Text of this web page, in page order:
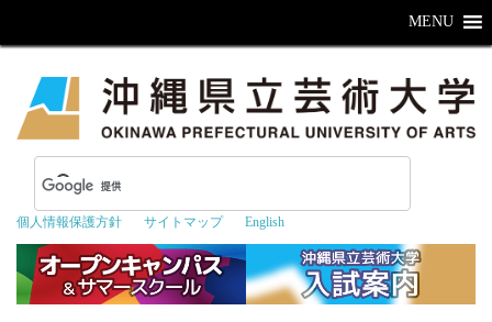
個人情報保護方針 サイトマップ English
MENU